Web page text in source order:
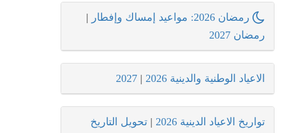
رمضان 2026: مواعيد إمساك وإفطار
|
رمضان 2027
الاعياد الوطنية والدينية 2026 |
2027
تواريخ الاعياد الدينية 2026 | تحويل التاريخ